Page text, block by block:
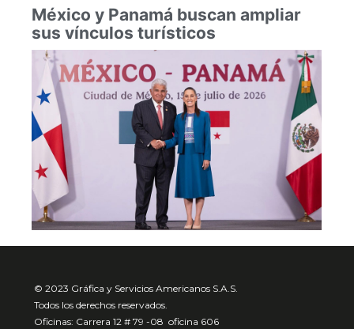
México y Panamá buscan ampliar
sus vínculos turísticos
© 2023 Gráfica y Servicios Americanos S.A.S.
Todos los derechos reservados.
Oficinas: Carrera 12 # 79 -08 oficina 606